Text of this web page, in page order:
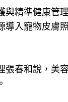
精準健康管
入寵物皮膚
春和說，美